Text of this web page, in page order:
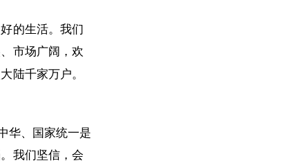
的生活。我们
市场广阔，欢
陆千家万户。
华、国家统一是
我们坚信，会